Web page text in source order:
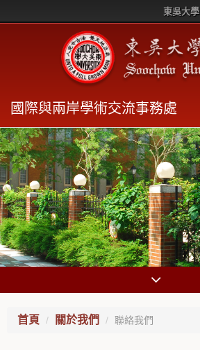
東吳大學
國際與兩岸學術交流事務處
首頁 關於我們 聯絡我們